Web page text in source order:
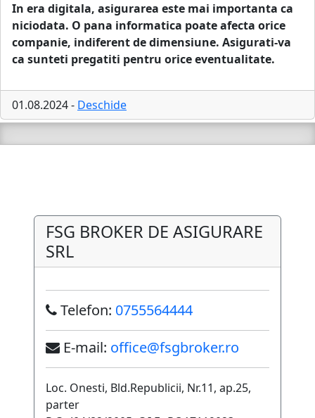
In era digitala, asigurarea este mai importanta ca
niciodata. O pana informatica poate afecta orice
companie, indiferent de dimensiune. Asigurati-va
ca sunteti pregatiti pentru orice eventualitate.
01.08.2024 - Deschide
FSG BROKER DE ASIGURARE
SRL
Telefon: 0755564444
E-mail: office@fsgbroker.ro
Loc. Onesti, Bld.Republicii, Nr.11, ap.25,
parter